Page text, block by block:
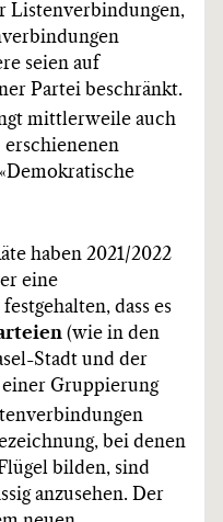
Listenverbindungen,
seien auf
Partei beschränkt.
mittlerweile auch
haben 2021/2022
eine
dass es
(wie in den
Stadt und der
Gruppierung
bei denen
bilden, sind
anzusehen. Der